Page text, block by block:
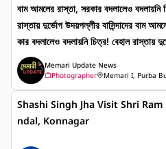
বাম আমলের রাস্তা, সরকার বদলালেও বদলায়নি
রাস্তায় দুর্ভোগ উদয়পল্লীর বাসিন্দাদের বাম
কার বদলালেও বদলায়নি চিত্র! বেহাল রাস্তায়
বাসিন্দাদের
Memari Update News
Photographer
Memari I, Purba
Shashi Singh Jha Visit Shri
ndal, Konnagar